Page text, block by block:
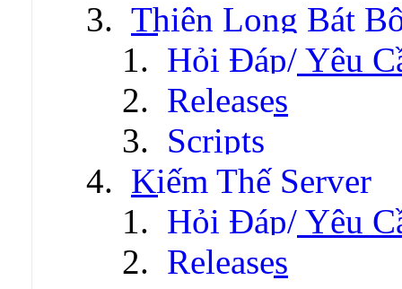
Thiên Long Bát
Hỏi Đáp/ Yêu
Releases
Scripts
Kiếm Thế Server
Hỏi Đáp/ Yêu
Releases